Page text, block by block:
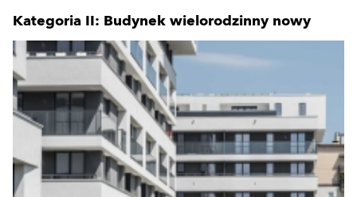
Kategoria II: Budynek wielorodzinny nowy